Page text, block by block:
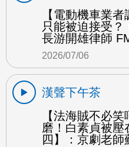
【電動機車業
只能被迫接受
長游開雄律師
2026/07/06
漢聲下午茶
【法海賊不必
磨！白素貞被
四】：京劇老師